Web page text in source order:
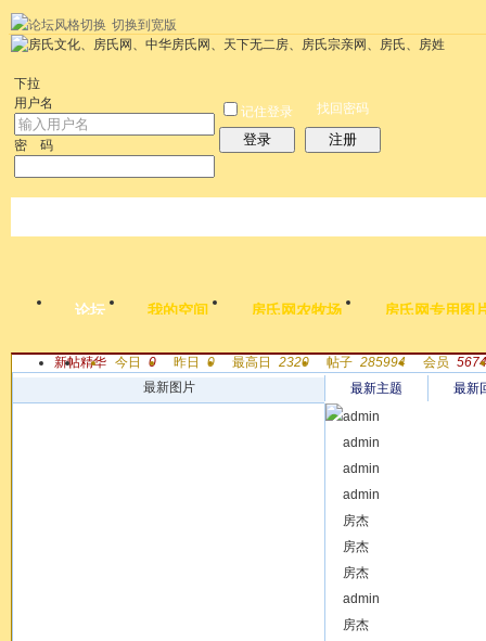
切换到宽版
下拉
用户名
密 码
记住登录
登录
找回密码
注册
论坛 我的空间 房氏网农牧场 房氏网专用图
新帖精华 今日 0 昨日 0 最高日 2320 帖子 285994 会员 5674
最新图片
最新主题
最新
admin
[ 寻找支族 ]
admin
[ 寻找支族 ]
admin
[ 港澳台及外国 ]
admin
[ 公告 ]
房杰
[ 华北：北京，天津，河
房杰
[ 华北：北京，天津，河
房杰
[ 华北：北京，天津，河
admin
[ 华东：上海，江苏，浙
房杰